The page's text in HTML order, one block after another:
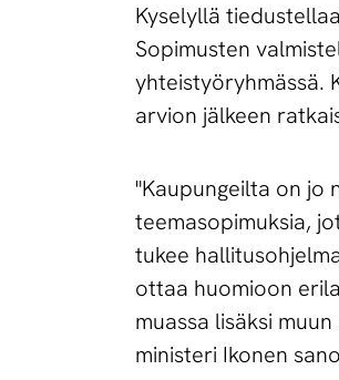
Kyselyllä
Sopimusten
yhteistyöryhmässä.
arvion jälkeen
"Kaupungeilta on jo
teemasopimuksia,
tukee
ottaa huomioon
muassa lisäksi
ministeri Ikonen